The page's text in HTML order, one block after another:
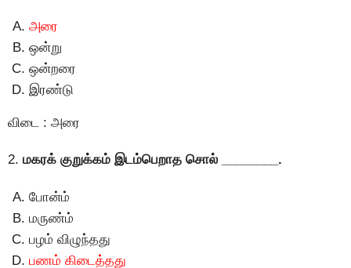
அரை
ஒன்று
ஒன்றரை
இரண்டு
விடை : அரை
2. மகரக் குறுக்கம் இடம்பெறாத சொல் ________.
போன்ம்
மருண்ம்
பழம் விழுந்தது
பணம் கிடைத்தது